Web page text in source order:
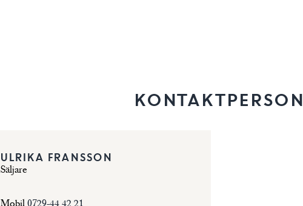
KONTAKTPERSON
ULRIKA FRANSSON
Säljare